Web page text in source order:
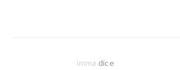
imma dice